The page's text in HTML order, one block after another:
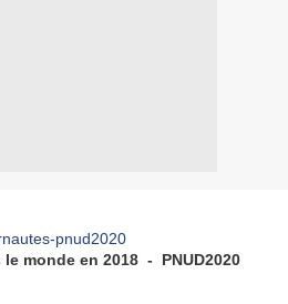
monde en 2018 - PNUD2020